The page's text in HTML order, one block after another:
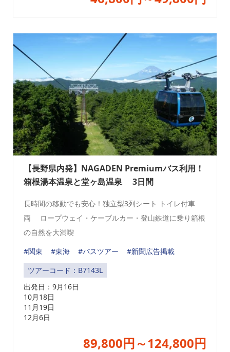
【長野県内発】NAGADEN Premiumバス利用！
箱根湯本温泉と堂ヶ島温泉 3日間
長時間の移動でも安心！独立型3列シート トイレ付車
両 ロープウェイ・ケーブルカー・登山鉄道に乗り箱根
の自然を大満喫
#関東
#東海 #バスツアー
#新聞広告掲載
ツアーコード：B7143L
出発日： 9月16日
10月18日
11月19日
12月6日
89,800円～124,800円